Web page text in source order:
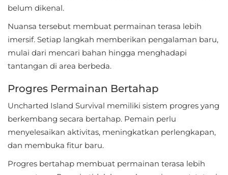
Photography
Productivity
Shopping
Sports
Tools
Travel
belum dikenal.
Nuansa tersebut membuat permainan terasa lebih
imersif. Setiap langkah memberikan pengalaman baru,
mulai dari mencari bahan hingga menghadapi
tantangan di area berbeda.
Progres Permainan Bertahap
Uncharted Island Survival memiliki sistem progres yang
berkembang secara bertahap. Pemain perlu
menyelesaikan aktivitas, meningkatkan perlengkapan,
dan membuka fitur baru.
Progres bertahap membuat permainan terasa lebih